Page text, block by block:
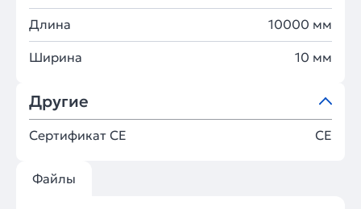
Длина 10000 мм
Ширина 10 мм
Другие
Сертификат CE CE
Файлы